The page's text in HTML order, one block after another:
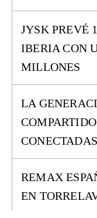
JYSK PREVÉ
IBERIA CON
MILLONES
LA
CONECTADAS
REMAX
EN